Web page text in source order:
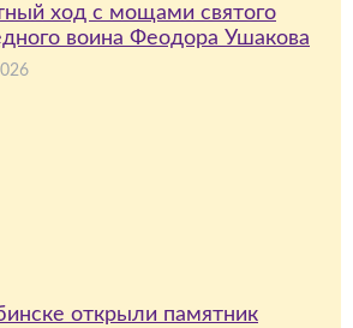
ход с мощами святого
воина Феодора Ушакова
открыли памятник